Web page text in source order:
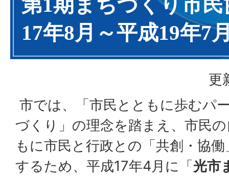
第1期まちづくり市
17年8月～平成19年7
更
市では、「市民とともに歩むパ
づくり」の理念を踏まえ、市民
もに市民と行政との「共創・協
するため、平成17年4月に「光市